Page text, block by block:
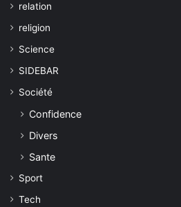
relation
religion
Science
SIDEBAR
Société
Confidence
Divers
Sante
Sport
Tech